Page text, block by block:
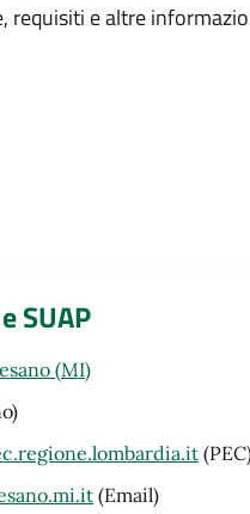
requisiti e altre
SUAP
(MI)
(Email)